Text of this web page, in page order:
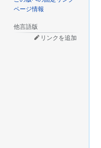
ページ情報
他言語版
リンクを追加